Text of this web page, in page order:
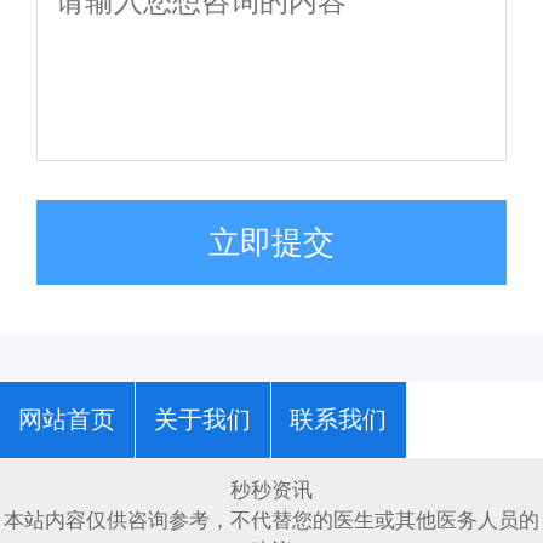
立即提交
网站首页 关于我们 联系我们
秒秒资讯
本站内容仅供咨询参考，不代替您的医生或其他医务人员的